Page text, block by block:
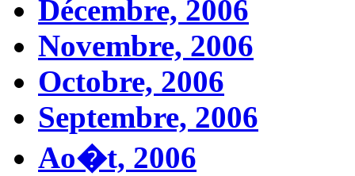
Décembre, 2006
Novembre, 2006
Octobre, 2006
Septembre, 2006
Ao�t, 2006